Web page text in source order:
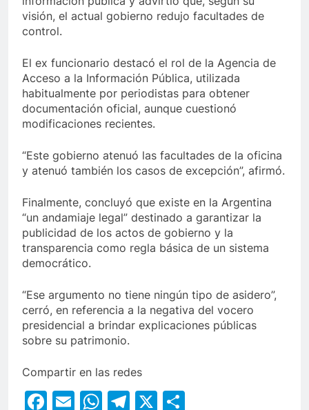
visión, el actual gobierno redujo facultades de
control.
El ex funcionario destacó el rol de la Agencia de
Acceso a la Información Pública, utilizada
habitualmente por periodistas para obtener
documentación oficial, aunque cuestionó
modificaciones recientes.
“Este gobierno atenuó las facultades de la oficina
y atenuó también los casos de excepción”, afirmó.
Finalmente, concluyó que existe en la Argentina
“un andamiaje legal” destinado a garantizar la
publicidad de los actos de gobierno y la
transparencia como regla básica de un sistema
democrático.
“Ese argumento no tiene ningún tipo de asidero”,
cerró, en referencia a la negativa del vocero
presidencial a brindar explicaciones públicas
sobre su patrimonio.
Compartir en las redes
Facebook
EmailWhatsApp
Telegram
X